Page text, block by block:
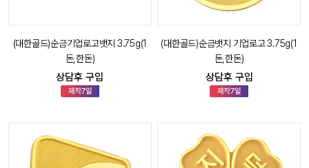
(대한골드)순금기업로고뱃지 3.75g(1
돈,한돈)
상담후 구입
(대한골드)순금뱃지 기업로고 3.75g(1
돈,한돈)
상담후 구입